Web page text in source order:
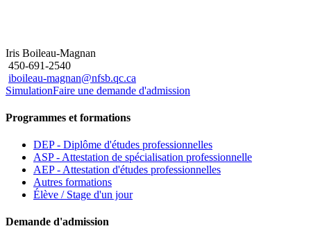
Iris Boileau-Magnan
450-691-2540
iboileau-magnan@nfsb.qc.ca
SimulationFaire une demande d'admission
Programmes et formations
DEP - Diplôme d'études professionnelles
ASP - Attestation de spécialisation professionnelle
AEP - Attestation d'études professionnelles
Autres formations
Élève / Stage d'un jour
Demande d'admission